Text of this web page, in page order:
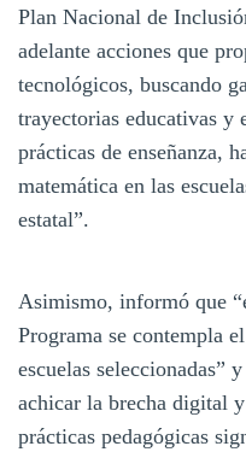
Plan Nacional de
adelante acciones que
tecnológicos, buscando
trayectorias educativas y
prácticas de enseñanza,
matemática en las
estatal”.
Asimismo, informó que
Programa se contempla
escuelas seleccionadas”
achicar la brecha digital
prácticas pedagógicas